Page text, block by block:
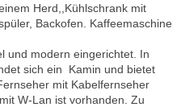
Herd,,Kühlschrank mit
Backofen. Kaffeemaschine
und modern eingerichtet. In
sich ein Kamin und bietet
mit Kabelfernseher
W-Lan ist vorhanden. Zu